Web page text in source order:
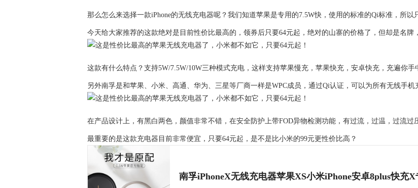
那么怎么来选择一款iPhone的无线充电器呢？我们知道苹果是专用的7.5W快，使用的标准的Qi标准，所
今天给大家推荐的这款绝对是目前性价比最高的，领券后只要64元起，绝对的山寨的价格了，但却是名
这款有什么特点？支持5W/7.5W/10W三种模式充电，这样支持苹果慢充，苹果快充，安卓快充，充遍你
另外南孚是和苹果、小米、高通、华为、三星等厂商一样是WPC成员，通过Qi认证，可以为所有无线手机
在产品设计上，有黑白两色，颜值非常不错，在安全防护上带FOD异物检测功能，有过流，过温，过流过
最重要的是这款充电器目前非常便宜，只要64元起，是不是比小米的99元更性价比高？
南孚iPhoneX无线充电器苹果XS小米iPhone安卓8plus快充